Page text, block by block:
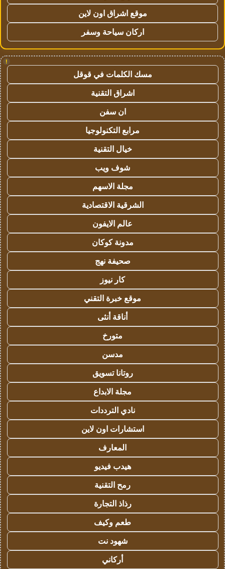
موقع اشراق اون لاين
اركان سياحة وسفر
!
مسك الكلمات في قوقل
اشراق التقنية
ان سفن
مرابع التكنولوجيا
خيال التقنية
شوف ويب
مجلة الاسهم
الشرقية الاقتصادية
عالم الايفون
مدونة كوكان
صحيفة نهج
كار نيوز
موقع خبرة التقني
أناقة أنثى
متورخ
مدسن
روتانا تسويق
مجلة الابداع
نادي الترددات
استشارات اون لاين
المعارف
هيدب فيديو
رمح التقنية
رذاذ التجارة
طعم وكيف
شهود نت
أركاني